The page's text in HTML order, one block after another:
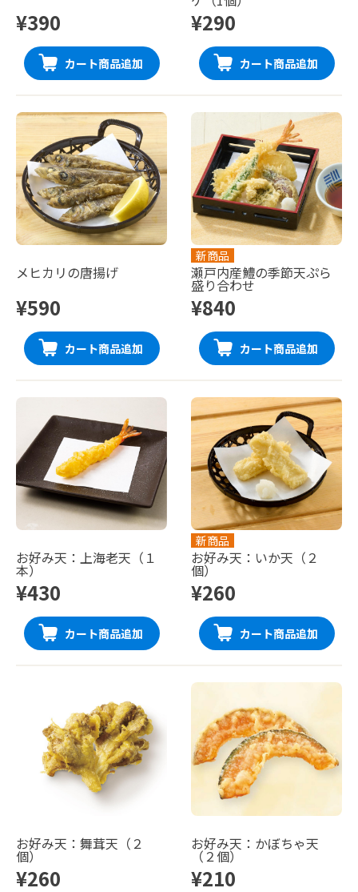
¥390
カート商品追加
¥290
カート商品追加
メヒカリの唐揚げ
¥590
カート商品追加
新商品
瀬戸内産鱧の季節天ぷら
盛り合わせ
¥840
カート商品追加
お好み天：上海老天（１
本）
¥430
カート商品追加
新商品
お好み天：いか天（２
個）
¥260
カート商品追加
お好み天：舞茸天（２
個）
¥260
お好み天：かぼちゃ天
（２個）
¥210